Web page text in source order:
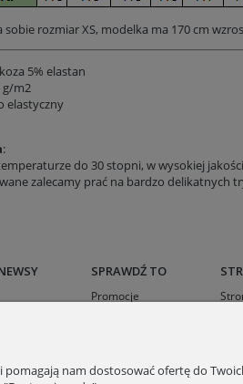
sobie rozmiar XS, modelka ma 170 cm
5% elastan
g/m2
elastyczny
:
do 30 stopni, w wysokiej
zalecamy prać na bardzo delikatnych
SPRAWDŹ TO
Promocje
nam dostosować ofertę do